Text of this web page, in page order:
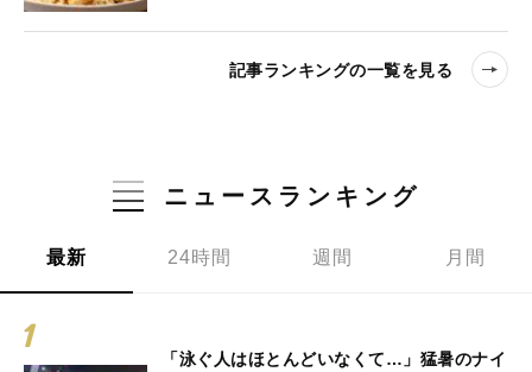
記事ランキングの一覧を見る
ニュースランキング
最新 24時間 週間 月間
「泳ぐ人はほとんどいなくて…」猛暑のナイ